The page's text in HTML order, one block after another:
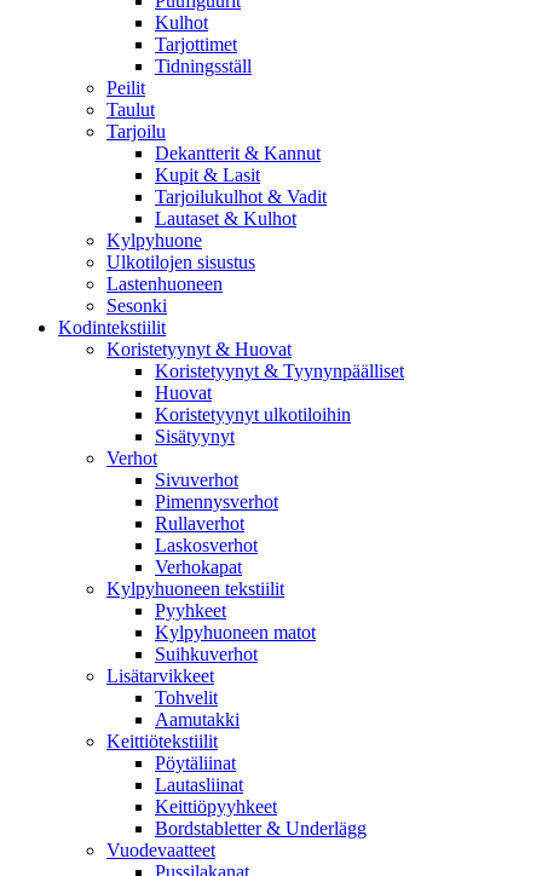
Kulhot
Tarjottimet
Tidningsställ
Peilit
Taulut
Tarjoilu
Dekantterit & Kannut
Kupit & Lasit
Tarjoilukulhot & Vadit
Lautaset & Kulhot
Kylpyhuone
Ulkotilojen sisustus
Lastenhuoneen
Sesonki
Kodintekstiilit
Koristetyynyt & Huovat
Koristetyynyt & Tyynynpäälliset
Huovat
Koristetyynyt ulkotiloihin
Sisätyynyt
Verhot
Sivuverhot
Pimennysverhot
Rullaverhot
Laskosverhot
Verhokapat
Kylpyhuoneen tekstiilit
Pyyhkeet
Kylpyhuoneen matot
Suihkuverhot
Lisätarvikkeet
Tohvelit
Aamutakki
Keittiötekstiilit
Pöytäliinat
Lautasliinat
Keittiöpyyhkeet
Bordstabletter & Underlägg
Vuodevaatteet
Pussilakanat